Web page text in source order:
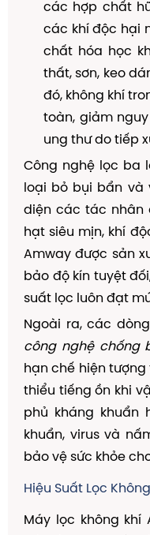
các hợp chất
các khí độc hại
chất hóa học
thất, sơn, keo
đó, không khí
toàn, giảm
ung thư do tiếp
Công nghệ lọc ba
loại bỏ bụi bẩn và
diện các tác nhân
hạt siêu mịn, khí
Amway được sản
bảo độ kín tuyệt
suất lọc luôn đạt
Ngoài ra, các
công nghệ chống
hạn chế hiện
thiểu tiếng ồn khi
phủ kháng khuẩn
khuẩn, virus và
bảo vệ sức khỏe
Hiệu Suất Lọc
Máy lọc không khí